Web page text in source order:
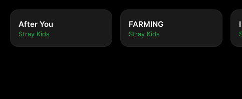
After You
Stray Kids
FARMING
Stray Kids